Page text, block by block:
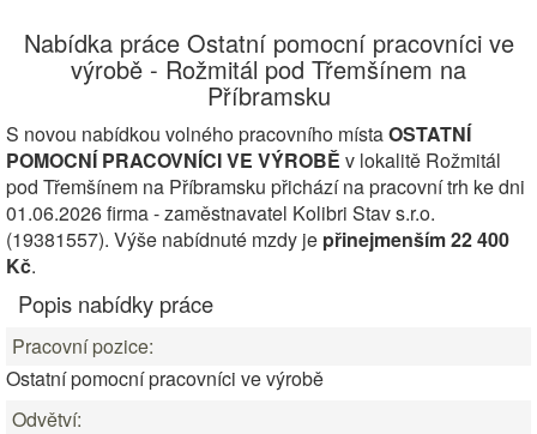
Nabídka práce Ostatní pomocní pracovníci ve
výrobě - Rožmitál pod Třemšínem na
Příbramsku
S novou nabídkou volného pracovního místaOSTATNÍ
POMOCNÍ PRACOVNÍCI VE VÝROBĚ v lokalitě Rožmitál
pod Třemšínem na Příbramsku přichází na pracovní trh ke dni
01.06.2026 firma - zaměstnavatel Kolibri Stav s.r.o.
(19381557). Výše nabídnuté mzdy je přinejmenším 22 400
Kč.
Popis nabídky práce
Pracovní pozice:
Ostatní pomocní pracovníci ve výrobě
Odvětví: